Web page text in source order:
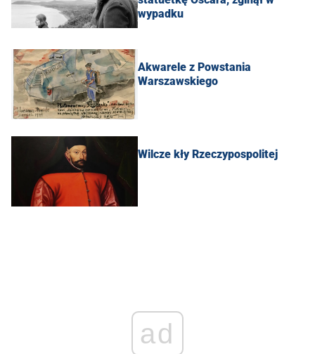
wypadku
Akwarele z Powstania
Warszawskiego
Wilcze kły Rzeczypospolitej
ad